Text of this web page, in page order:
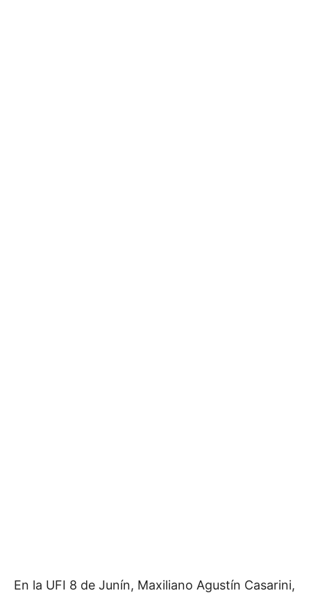
En la UFI 8 de Junín, Maxiliano Agustín Casarini,